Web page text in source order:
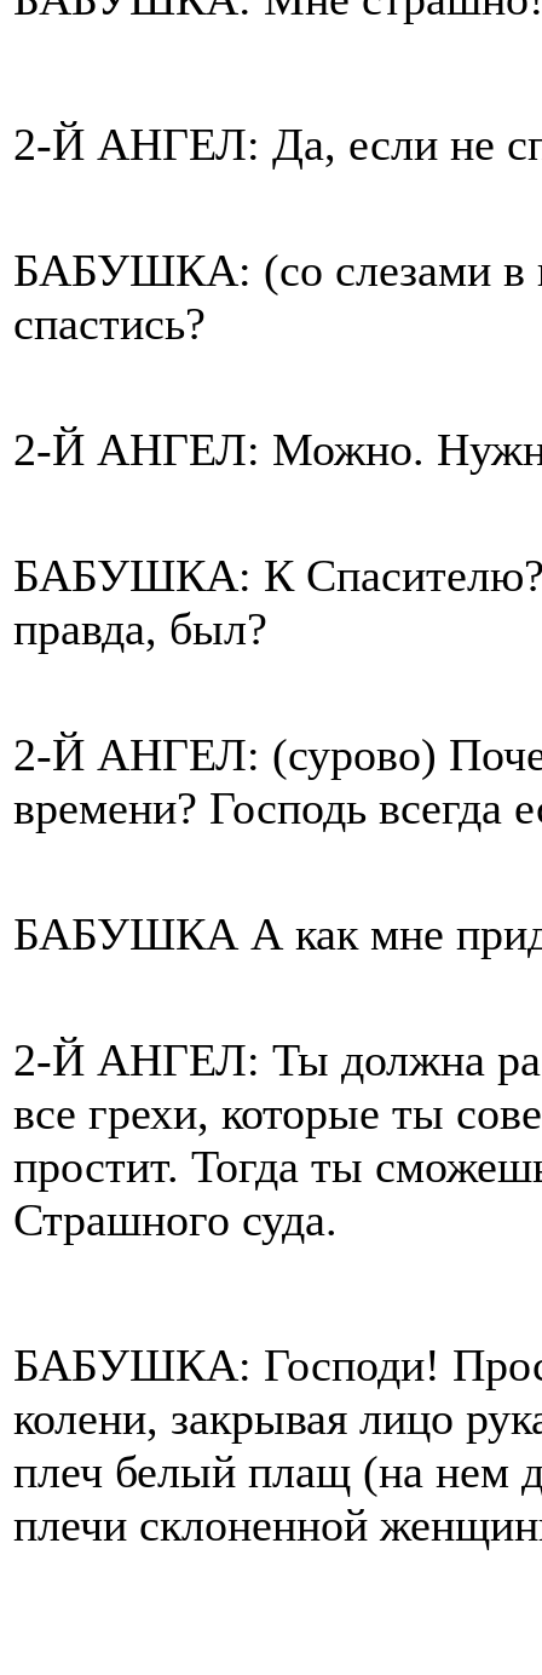
2-Й АНГЕЛ: Да, если не
БАБУШКА: (со слезами в
спастись?
2-Й АНГЕЛ: Можно.
БАБУШКА: К Спасителю?
правда, был?
2-Й АНГЕЛ: (сурово)
времени? Господь всегда
БАБУШКА А как мне
2-Й АНГЕЛ: Ты должна
все грехи, которые ты
простит. Тогда ты
Страшного суда.
БАБУШКА: Господи!
колени, закрывая лицо
плеч белый плащ (на нем
плечи склоненной